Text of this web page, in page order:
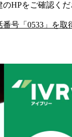
のHPをご確認くだ
号「 0533 」を取